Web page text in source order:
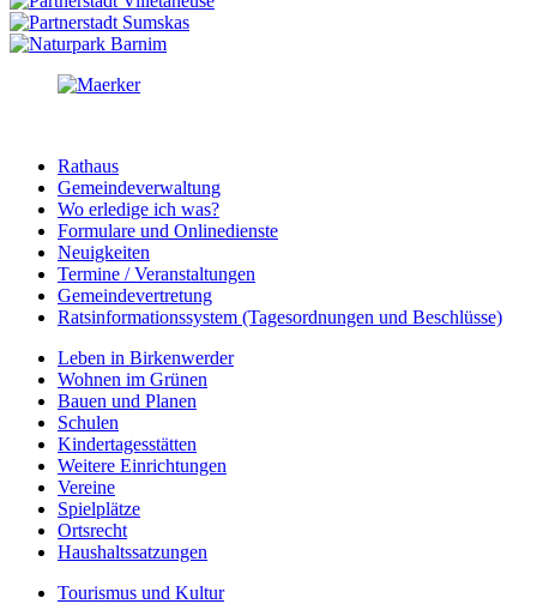
Rathaus
Gemeindeverwaltung
Wo erledige ich was?
Formulare und Onlinedienste
Neuigkeiten
Termine / Veranstaltungen
Gemeindevertretung
Ratsinformationssystem (Tagesordnungen und Beschlüsse)
Leben in Birkenwerder
Wohnen im Grünen
Bauen und Planen
Schulen
Kindertagesstätten
Weitere Einrichtungen
Vereine
Spielplätze
Ortsrecht
Haushaltssatzungen
Tourismus und Kultur